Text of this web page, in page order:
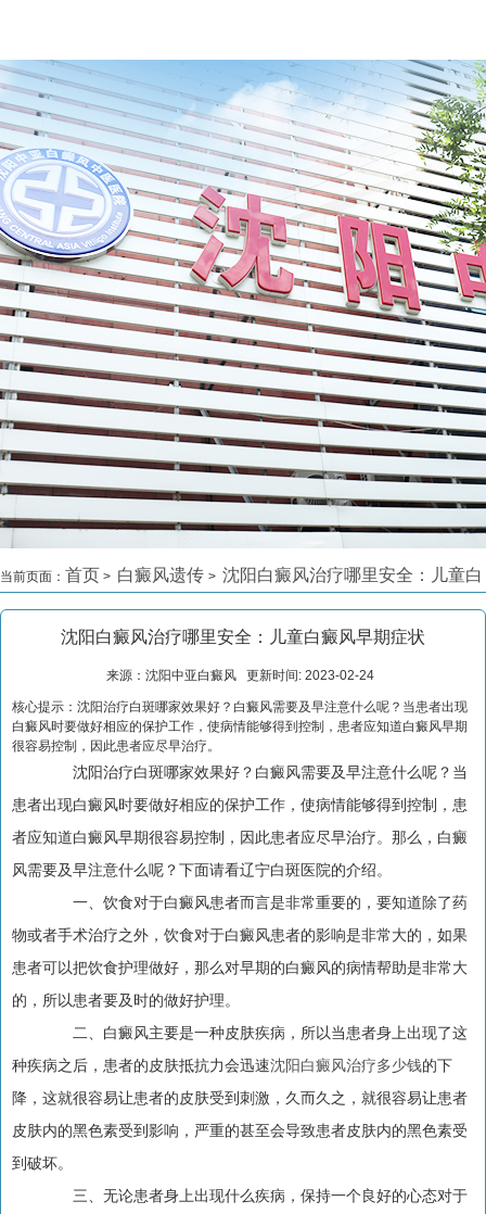
当前页面： 首页 > 白癜风遗传 > 沈阳白癜风治疗哪里安全：儿童白
癜风早期症状>
沈阳白癜风治疗哪里安全：儿童白癜风早期症状
来源：沈阳中亚白癜风 更新时间: 2023-02-24
核心提示：沈阳治疗白斑哪家效果好？白癜风需要及早注意什么呢？当患者出现
白癜风时要做好相应的保护工作，使病情能够得到控制，患者应知道白癜风早期
很容易控制，因此患者应尽早治疗。
沈阳治疗白斑哪家效果好？白癜风需要及早注意什么呢？当
患者出现白癜风时要做好相应的保护工作，使病情能够得到控制，患
者应知道白癜风早期很容易控制，因此患者应尽早治疗。那么，白癜
风需要及早注意什么呢？下面请看辽宁白斑医院的介绍。
一、饮食对于白癜风患者而言是非常重要的，要知道除了药
物或者手术治疗之外，饮食对于白癜风患者的影响是非常大的，如果
患者可以把饮食护理做好，那么对早期的白癜风的病情帮助是非常大
的，所以患者要及时的做好护理。
二、白癜风主要是一种皮肤疾病，所以当患者身上出现了这
种疾病之后，患者的皮肤抵抗力会迅速沈阳白癜风治疗多少钱的下
降，这就很容易让患者的皮肤受到刺激，久而久之，就很容易让患者
皮肤内的黑色素受到影响，严重的甚至会导致患者皮肤内的黑色素受
到破坏。
三、无论患者身上出现什么疾病，保持一个良好的心态对于